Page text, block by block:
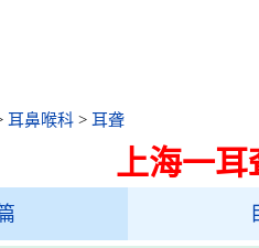
耳鼻喉科 > 耳聋
上海一耳